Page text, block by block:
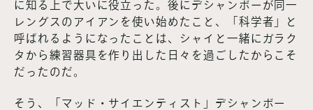
に知る上で大いに役立った。後にデシャンボーが同一
レングスのアイアンを使い始めたこと、「科学者」と
呼ばれるようになったことは、シャイと一緒にガラク
タから練習器具を作り出した日々を過ごしたからこそ
だったのだ。
そう、「マッド・サイエンティスト」デシャンボー